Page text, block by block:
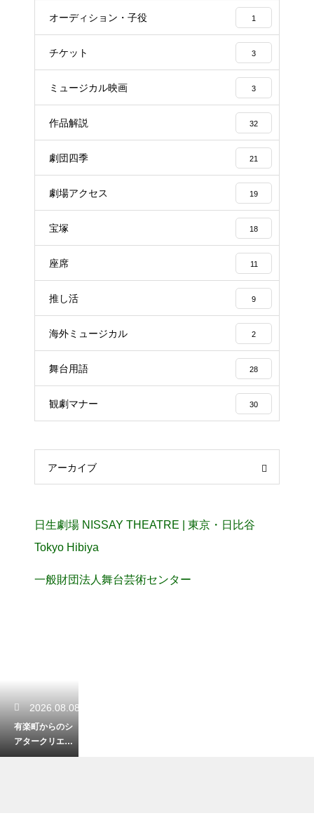
オーディション・子役 1
チケット 3
ミュージカル映画 3
作品解説 32
劇団四季 21
劇場アクセス 19
宝塚 18
座席 11
推し活 9
海外ミュージカル 2
舞台用語 28
観劇マナー 30
アーカイブ
日生劇場 NISSAY THEATRE | 東京・日比谷
Tokyo Hibiya
一般財団法人舞台芸術センター
2026.08.08
有楽町からのシ
アタークリエへ
のアクセス！迷